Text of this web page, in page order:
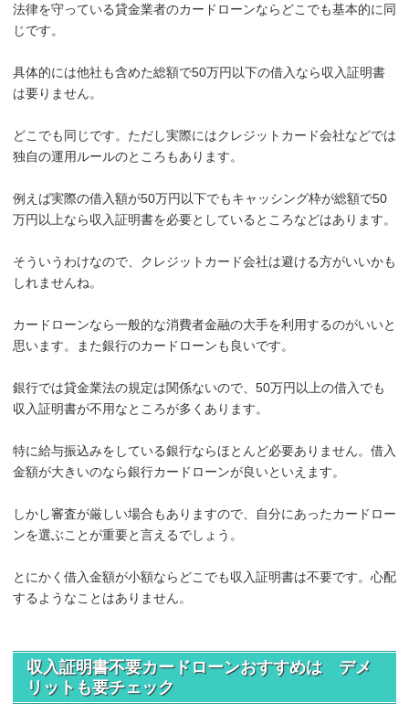
法律を守っている貸金業者のカードローンならどこでも基本的に同
じです。
具体的には他社も含めた総額で50万円以下の借入なら収入証明書
は要りません。
どこでも同じです。ただし実際にはクレジットカード会社などでは
独自の運用ルールのところもあります。
例えば実際の借入額が50万円以下でもキャッシング枠が総額で50
万円以上なら収入証明書を必要としているところなどはあります。
そういうわけなので、クレジットカード会社は避ける方がいいかも
しれませんね。
カードローンなら一般的な消費者金融の大手を利用するのがいいと
思います。また銀行のカードローンも良いです。
銀行では貸金業法の規定は関係ないので、50万円以上の借入でも
収入証明書が不用なところが多くあります。
特に給与振込みをしている銀行ならほとんど必要ありません。借入
金額が大きいのなら銀行カードローンが良いといえます。
しかし審査が厳しい場合もありますので、自分にあったカードロー
ンを選ぶことが重要と言えるでしょう。
とにかく借入金額が小額ならどこでも収入証明書は不要です。心配
するようなことはありません。
収入証明書不要カードローンおすすめは デメ
リットも要チェック